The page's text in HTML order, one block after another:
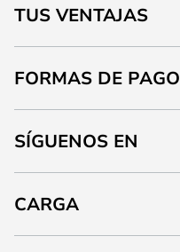
TUS VENTAJAS
FORMAS DE PAGO
SÍGUENOS EN
CARGA